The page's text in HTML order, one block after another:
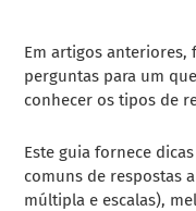
Em artigos anteriores,
perguntas para um
conhecer os tipos de
Este guia fornece
comuns de respostas
múltipla e escalas),